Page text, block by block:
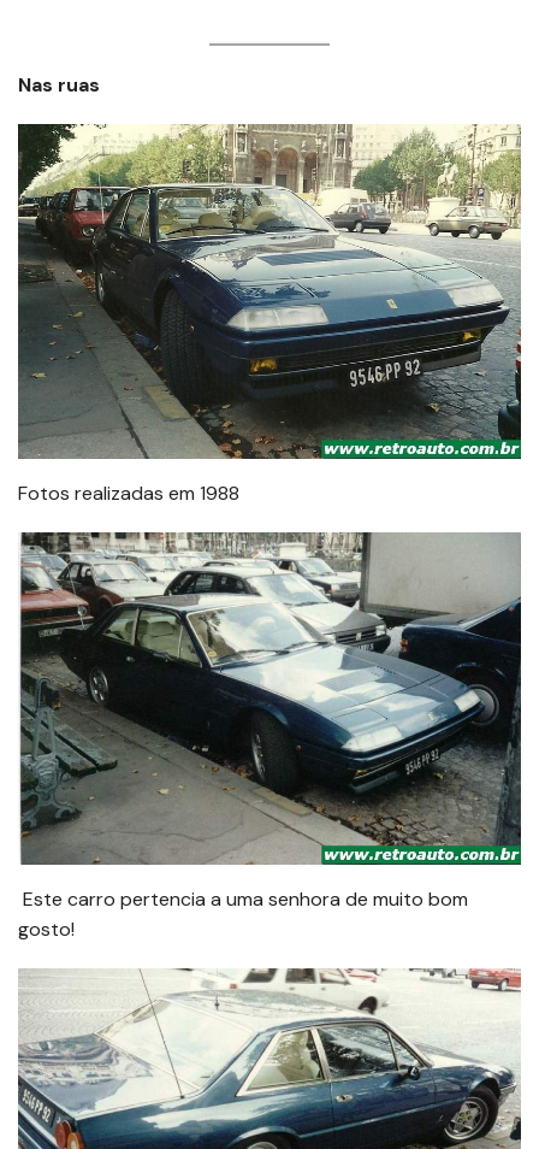
Nas ruas
Fotos realizadas em 1988
Este carro pertencia a uma senhora de muito bom
gosto!